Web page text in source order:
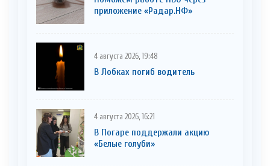
приложение «Радар.НФ»
4 августа 2026, 19:48
В Лобках погиб водитель
4 августа 2026, 16:21
В Погаре поддержали акцию
«Белые голуби»